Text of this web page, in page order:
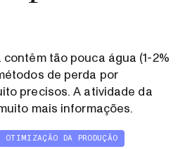
tão pouca água (1-2%
de perda por
precisos. A atividade da
mais informações.
OTIMIZAÇÃO DA PRODUÇÃO